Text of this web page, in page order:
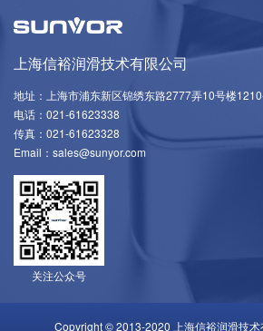
上海信裕润滑技术有限公司
地址：上海市浦东新区锦绣东路2777弄10号楼
电话：021-61623338
传真：021-61623328
Email：sales@sunyor.com
关注公众号
Copyright © 2013-2020 上海信裕润滑技术